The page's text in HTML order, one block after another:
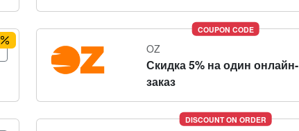
COUPON CODE
OZ
Скидка 5% на один онлайн-
заказ
DISCOUNT ON ORDER